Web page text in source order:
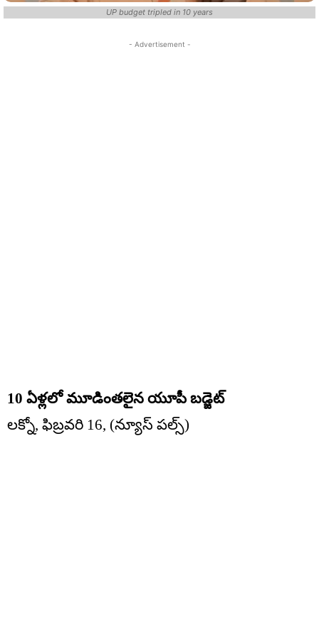
UP budget tripled in 10 years
- Advertisement -
10 ఏళ్లలో మూడింతలైన యూపీ బడ్జెట్
లక్నో, ఫిబ్రవరి 16, (న్యూస్ పల్స్)